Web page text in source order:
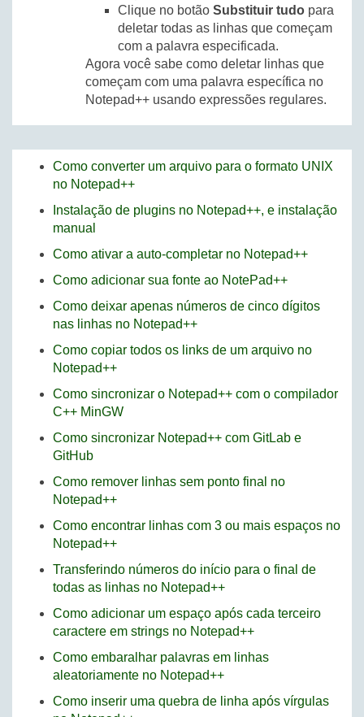
Clique no botão Substituir tudo para
deletar todas as linhas que começam
com a palavra especificada.
Agora você sabe como deletar linhas que
começam com uma palavra específica no
Notepad++ usando expressões regulares.
Como converter um arquivo para o formato UNIX
no Notepad++
Instalação de plugins no Notepad++, e instalação
manual
Como ativar a auto-completar no Notepad++
Como adicionar sua fonte ao NotePad++
Como deixar apenas números de cinco dígitos
nas linhas no Notepad++
Como copiar todos os links de um arquivo no
Notepad++
Como sincronizar o Notepad++ com o compilador
C++ MinGW
Como sincronizar Notepad++ com GitLab e
GitHub
Como remover linhas sem ponto final no
Notepad++
Como encontrar linhas com 3 ou mais espaços no
Notepad++
Transferindo números do início para o final de
todas as linhas no Notepad++
Como adicionar um espaço após cada terceiro
caractere em strings no Notepad++
Como embaralhar palavras em linhas
aleatoriamente no Notepad++
Como inserir uma quebra de linha após vírgulas